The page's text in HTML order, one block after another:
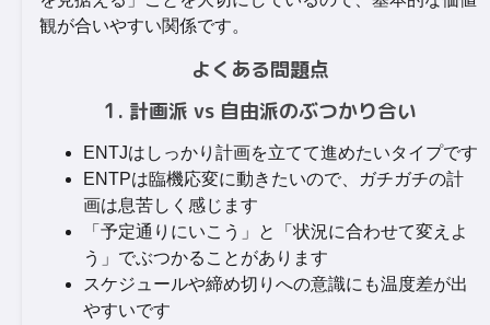
観が合いやすい関係です。
よくある問題点
1. 計画派 vs 自由派のぶつかり合い
ENTJはしっかり計画を立てて進めたいタイプです
ENTPは臨機応変に動きたいので、ガチガチの計
画は息苦しく感じます
「予定通りにいこう」と「状況に合わせて変えよ
う」でぶつかることがあります
スケジュールや締め切りへの意識にも温度差が出
やすいです